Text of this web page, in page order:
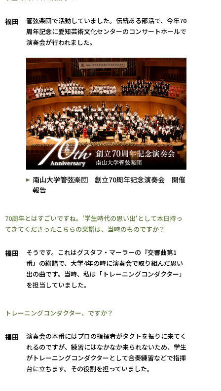
福田
管弦楽団で活動していました。伝統ある部活で、今年70
周年記念に愛知芸術文化センターのコンサートホールで
演奏会が行われました。
南山大学管弦楽団 創立70周年記念演奏会 開催
報告
70周年とはすごいですね。‘学生時代の思い出‘として本日持っ
てきてくださったこちらの楽譜は、当時のものですか？
福田
そうです。これはグスタフ・マーラーの『交響曲第1
番』の総譜で、大学4年の時に演奏会で取り組んだ思い
出の曲です。当時、私は「トレーニングコンダクター」
を担当していました。
トレーニングコンダクター、ですか？
福田
演奏会の本番にはプロの指揮者がタクトを振りに来てく
れるのですが、練習にはなかなか来られないため、学生
がトレーニングコンダクターとして合奏練習などで指揮
台に立ちます。その役割を担っていました。